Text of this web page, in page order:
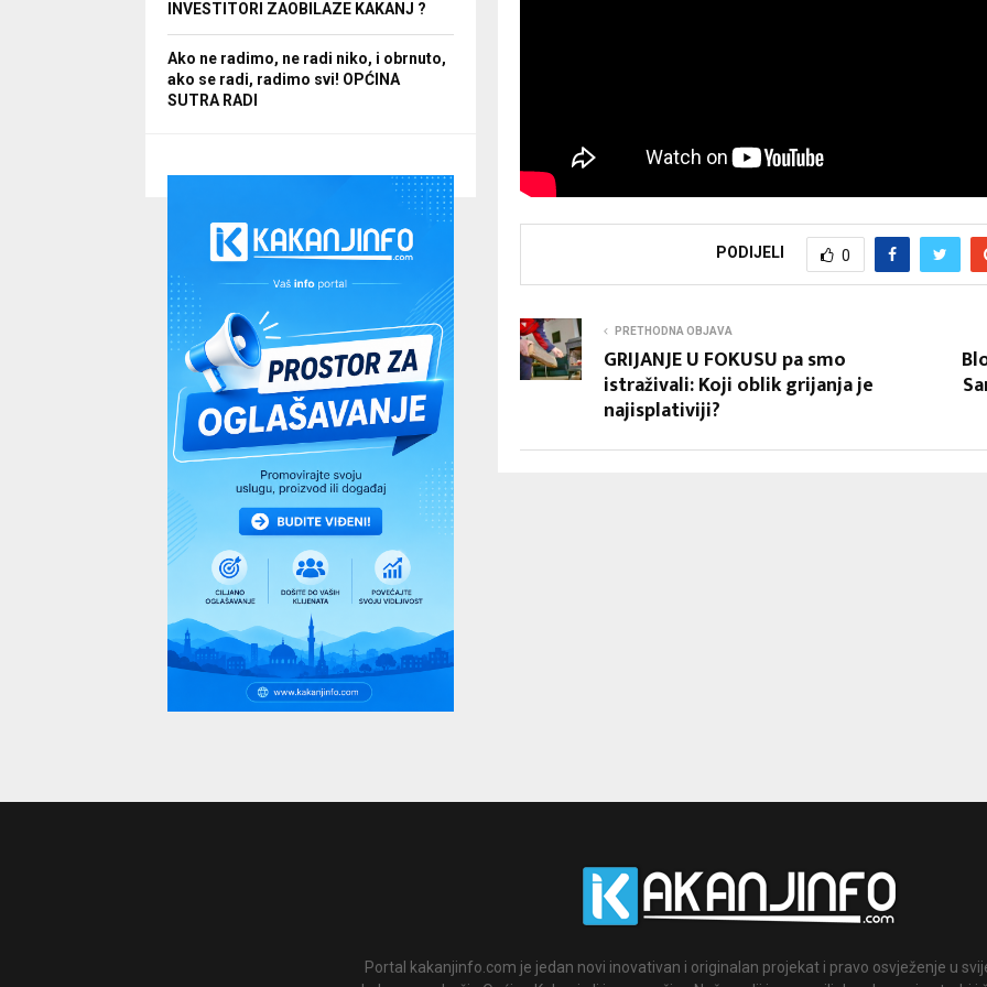
PODIJELI 0
PRETHODNA OBJAVA
GRIJANJE U FOKUSU pa smo
istraživali: Koji oblik grijanja je
najisplativiji?
INVESTITORI ZAOBILAZE KAKANJ ?
Ako ne radimo, ne radi niko, i obrnuto,
ako se radi, radimo svi! OPĆINA
SUTRA RADI
Portal kakanjinfo.com je jedan novi inovativan i originalan projekat i pravo osvježenje u